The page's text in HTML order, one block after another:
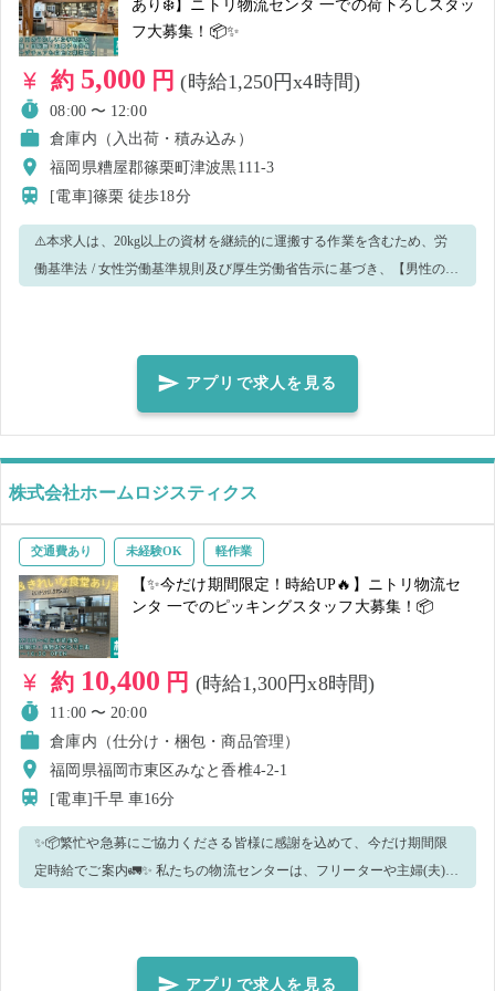
あり❄️】ニトリ物流センタ 一での荷下ろしスタッ
フ大募集！📦✨
約 5,000 円(時給1,250円x4時間)
08:00 〜 12:00
倉庫内（入出荷・積み込み）
福岡県糟屋郡篠栗町津波黒111-3
[電車]篠栗徒歩18分
⚠️本求人は、20kg以上の資材を継続的に運搬する作業を含むため、労
働基準法 / 女性労働基準規則及び厚生労働省告示に基づき、【男性の
上限1,000円まで申請拡大！ ・クールタイム休憩が1時間に1回5分あ
り！ ※通常の休憩とは別で、就業カウントするものですので、安心
してホッと一息つかれてください。 ※クールタイム休憩は熱中症対
策として、暑さ指数（WBGT）が28℃以上の場合に適用されます。該当
しないお日にちは適用されませんのでご注意ください。 ・夏場は空調
服の貸出もあり！（数に限りがございます） 【🪑主なお仕事内容🪑】
てきたら、他の業務をお任せする可能性もありますが、簡単なお仕事
ですので、ご安心ください♪ ※20kg以上の商品がメインとなりますの
で、足/腰等問題なく、体力に自信のある方のご応募をお待ちしており
ます🔥 【🏠職場環境🏠】 ■🔰フリーターや主婦(夫)の方、未経験の方
等、幅広い層が大活躍中！🔰 ➥不明な点があれば、お近くのスタッフ
に気軽に声をかけてくださいね ♫ みんなでサポートし合う、あたたか
い職場です！ ■🍛綺麗な食堂も完備！🍜 ①ありがたい価格✨：定食
250円～ / 小鉢50円～ ②お昼はもちろん、夕方までカバー⏰：12:00～
16:00 OPEN ③メニューも多数あり！何にするか迷っちゃう💖 ■💺疲
れた体を癒す！マッサージチェアも自由に利用可能🌟💺 ■👕夏場は空調
期で一緒に働いてくださる方も募集しています！ その際は、社員にぜ
ひお声かけください✨ 🎈長期で働いてくださる場合のPRポイント🎈 ・
アプリで求人を見る
株式会社ホームロジスティクス
交通費あり 未経験OK 軽作業
【✨今だけ期間限定！時給UP🔥】ニトリ物流セ
ンタ 一でのピッキングスタッフ大募集！📦
約 10,400 円 (時給1,300円x8時間)
11:00 〜 20:00
倉庫内（仕分け・梱包・商品管理）
福岡県福岡市東区みなと香椎4-2-1
[電車]千早車16分
✨📦繁忙や急募にご協力くださる皆様に感謝を込めて、今だけ期間限
定時給でご案内🚛✨ 私たちの物流センターは、フリーターや主婦(夫)の
お仕事内容🏠】 ・インテリア商品（平均10kg前後がメイン。※一部～
20kg程もあり）のピッキング ・倉庫内でのカゴ車の運搬 ・その他の軽
アプリで求人を見る